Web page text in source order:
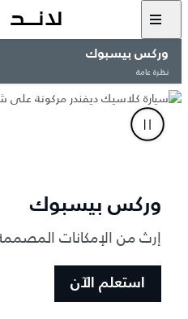
وركس بيسبوك
نظرة عامة
وركس بيسبوك
إرث من الإمكانات
استعلم الآن